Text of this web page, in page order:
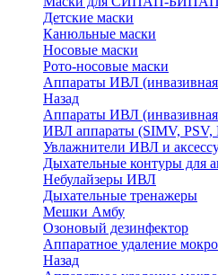
Детские маски
Канюльные маски
Носовые маски
Рото-носовые маски
Аппараты ИВЛ (инвазивная
Назад
Аппараты ИВЛ (инвазивная
ИВЛ аппараты (SIMV, PSV,
Увлажнители ИВЛ и
Дыхательные контуры для
Небулайзеры ИВЛ
Дыхательные тренажеры
Мешки Амбу
Озоновый дезинфектор
Аппаратное удаление
Назад